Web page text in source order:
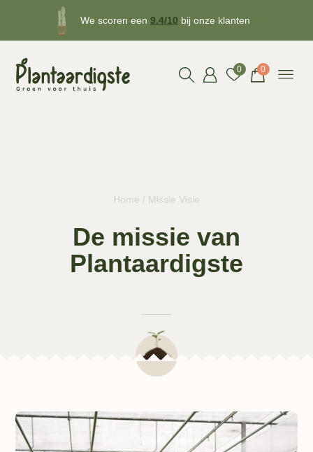
Gratisbezorgd v.a. €50!
0 0
Home / Missie Visie
De missie van
Plantaardigste